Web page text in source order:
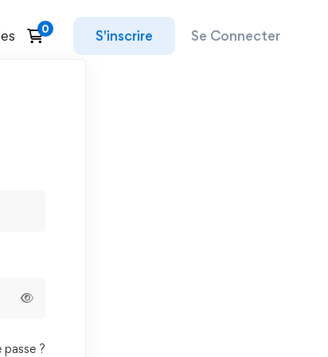
Se Connecter
S'inscrire
?